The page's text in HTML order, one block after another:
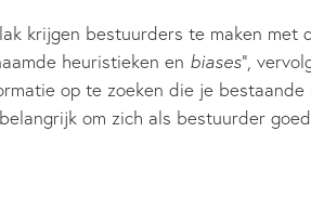
krijgen bestuurders te maken met
heuristieken en biases”,
op te zoeken die je
om zich als bestuurder